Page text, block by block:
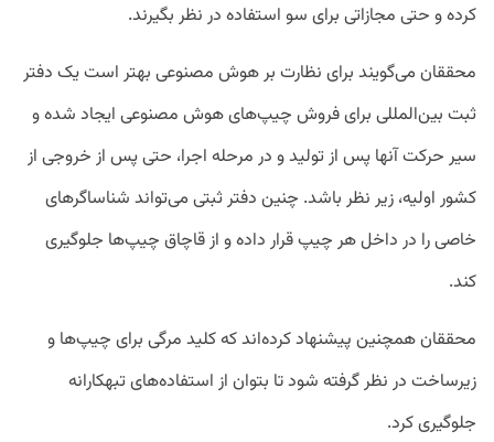
کرده و حتی مجازاتی برای سو استفاده در نظر بگیرند.
محققان می‌گویند برای نظارت بر هوش مصنوعی بهتر است یک دفتر
ثبت بین‌المللی برای فروش چیپ‌های هوش مصنوعی ایجاد شده و
سیر حرکت آنها پس از تولید و در مرحله اجرا، حتی پس از خروجی از
کشور اولیه، زیر نظر باشد. چنین دفتر ثبتی می‌تواند شناساگر‌های
خاصی را در داخل هر چیپ قرار داده و از قاچاق چیپ‌ها جلوگیری
کند.
محققان همچنین پیشنهاد کرده‌اند که کلید مرگی برای چیپ‌ها و
زیرساخت در نظر گرفته شود تا بتوان از استفاده‌های تبهکارانه
جلوگیری کرد.